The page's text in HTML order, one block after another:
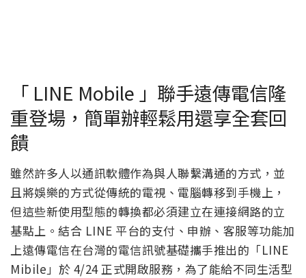
「 LINE Mobile 」聯手遠傳電信隆
重登場，簡單辦輕鬆用還享全套回
饋
雖然許多人以通訊軟體作為與人聯繫溝通的方式，並
且將娛樂的方式從傳統的電視、電腦轉移到手機上，
但這些新使用型態的轉換都必須建立在連接網路的立
基點上。結合 LINE 平台的支付、申辦、客服等功能加
上遠傳電信在台灣的電信訊號基礎攜手推出的「LINE
Mibile」於 4/24 正式開啟服務，為了能給不同生活型